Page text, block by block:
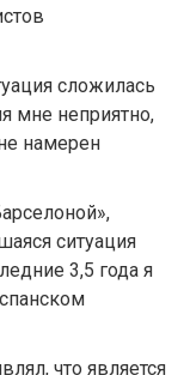
сложилась
мне неприятно,
намерен
ситуация
3,5 года я
что является